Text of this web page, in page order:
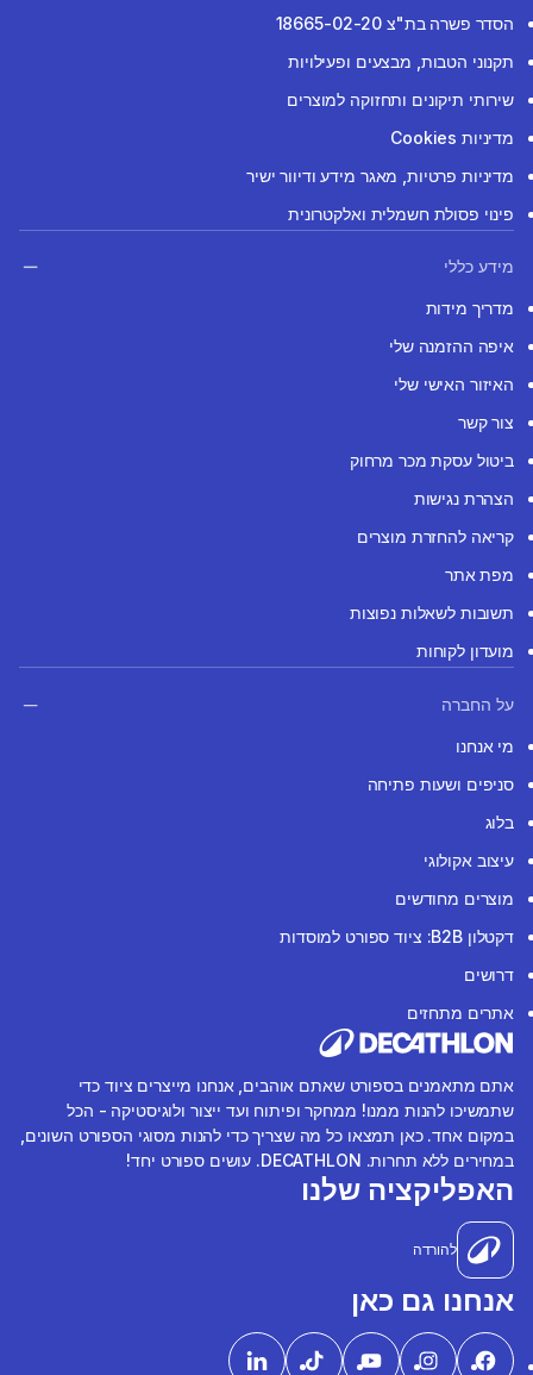
הסדר פשרה בת"צ 18665-02-20
תקנוני הטבות, מבצעים ופעילויות
שירותי תיקונים ותחזוקה למוצרים
מדיניות Cookies
מדיניות פרטיות, מאגר מידע ודיוור ישיר
פינוי פסולת חשמלית ואלקטרונית
מידע כללי
מדריך מידות
איפה ההזמנה שלי
האיזור האישי שלי
צור קשר
ביטול עסקת מכר מרחוק
הצהרת נגישות
קריאה להחזרת מוצרים
מפת אתר
תשובות לשאלות נפוצות
מועדון לקוחות
על החברה
מי אנחנו
סניפים ושעות פתיחה
בלוג
עיצוב אקולוגי
מוצרים מחודשים
דקטלון B2B: ציוד ספורט למוסדות
דרושים
אתרים מתחזים
אתם מתאמנים בספורט שאתם אוהבים, אנחנו מייצרים ציוד כדי
שתמשיכו להנות ממנו! ממחקר ופיתוח ועד ייצור ולוגיסטיקה - הכל
במקום אחד. כאן תמצאו כל מה שצריך כדי להנות מסוגי הספורט השונים,
במחירים ללא תחרות. DECATHLON. עושים ספורט יחד!
האפליקציה שלנו
להורדה
אנחנו גם כאן